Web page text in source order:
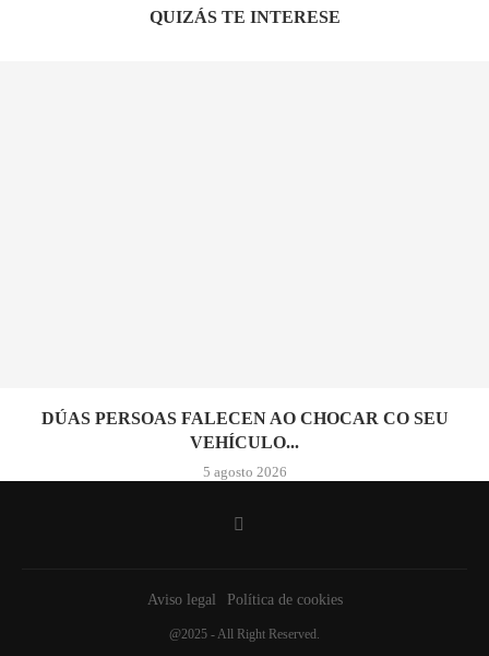
QUIZÁS TE INTERESE
DÚAS PERSOAS FALECEN AO CHOCAR CO SEU
VEHÍCULO...
5 agosto 2026
Aviso legal Política de cookies
@2025 - All Right Reserved.